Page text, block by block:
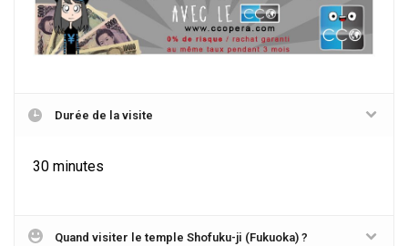
Durée de la visite
30 minutes
Quand visiter le temple Shofuku-ji (Fukuoka) ?